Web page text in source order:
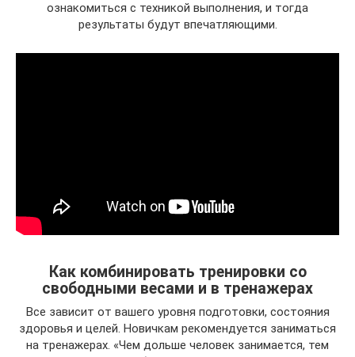
ознакомиться с техникой выполнения, и тогда
результаты будут впечатляющими.
Как комбинировать тренировки со
свободными весами и в тренажерах
Все зависит от вашего уровня подготовки, состояния
здоровья и целей. Новичкам рекомендуется заниматься
на тренажерах. «Чем дольше человек занимается, тем